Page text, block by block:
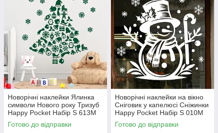
Новорічні наклейки Ялинка
символи Нового року Тризуб
Happy Pocket Набір S 613M
(HP-152S-613M)
Готово до відправки
Новорічні наклейки на вікно
Сніговик у капелюсі Сніжинки
Happy Pocket Набір S 010M
(HP-153S-010M)
Готово до відправки